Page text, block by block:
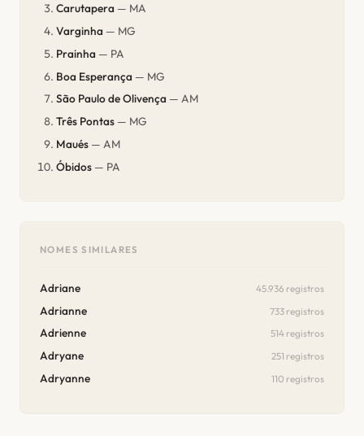
Carutapera — MA
Varginha — MG
Prainha — PA
Boa Esperança — MG
São Paulo de Olivença — AM
Três Pontas — MG
Maués — AM
Óbidos — PA
NOMES SIMILARES
Adriane 45.936 registros
Adrianne 733 registros
Adrienne 514 registros
Adryane 251 registros
Adryanne 110 registros